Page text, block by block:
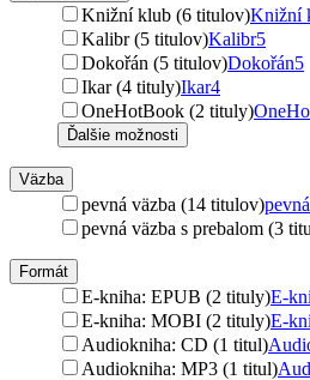
Knižní klub (6 titulov)Knižní
Kalibr (5 titulov)Kalibr5
Dokořán (5 titulov)Dokořán5
Ikar (4 tituly)Ikar4
OneHotBook (2 tituly)
Ďalšie možnosti
Väzba
pevná väzba (14 titulov)
pevná väzba s prebalom (3
Formát
E-kniha: EPUB (2 tituly)E-
E-kniha: MOBI (2 tituly)E-
Audiokniha: CD (1 titul)
Audiokniha: MP3 (1 titul)